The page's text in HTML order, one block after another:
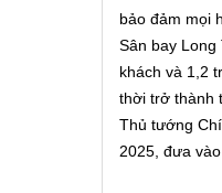
bảo đảm mọi
Sân bay Long
khách và 1,2
thời trở thành
Thủ tướng
2025, đưa